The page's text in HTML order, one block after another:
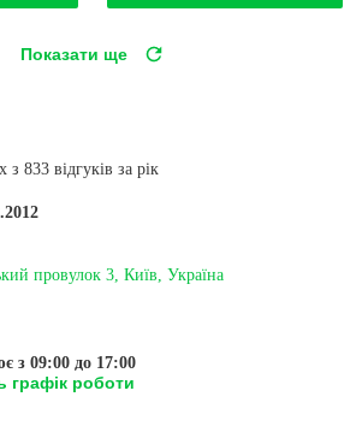
Показати ще
833 відгуків за рік
провулок 3, Київ, Україна
з 09:00 до 17:00
графік роботи